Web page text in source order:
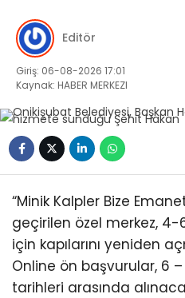
Editör
Giriş: 06-08-2026 17:01
Kaynak: HABER MERKEZI
“Minik Kalpler Bize
geçirilen özel merkez, 4-
için kapılarını yeniden
Online ön başvurular, 6 –
tarihleri arasında